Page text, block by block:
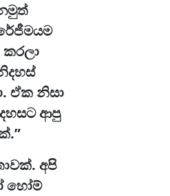
කරලා
ඒක නිසා
ආපු
අපි
හෝම්